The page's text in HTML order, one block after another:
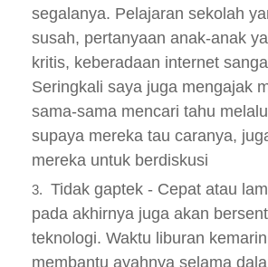
segalanya. Pelajaran sekolah
susah, pertanyaan anak-anak
kritis, keberadaan internet
Seringkali saya juga mengajak
sama-sama mencari tahu
supaya mereka tau caranya,
mereka untuk berdiskusi
Tidak gaptek - Cepat atau
pada akhirnya juga akan
teknologi. Waktu liburan
membantu ayahnya selama